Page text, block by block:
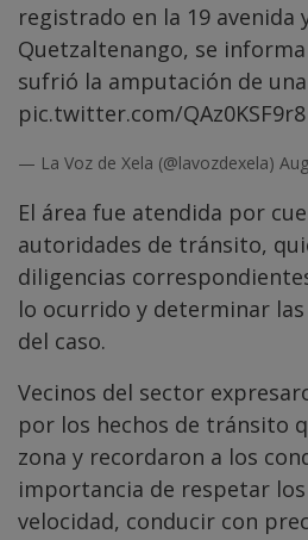
registrado en la 19 avenida
Quetzaltenango, se
sufrió la amputación de
pic.twitter.com/QAz0KSF9r8
— La Voz de Xela (@lavozdexela)
El área fue atendida por
autoridades de tránsito,
diligencias
lo ocurrido y determinar
del caso.
Vecinos del sector
por los hechos de tránsito
zona y recordaron a los
importancia de respetar
velocidad, conducir con